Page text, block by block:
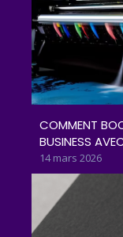
COMMENT
BUSINESS
14 mars 2026